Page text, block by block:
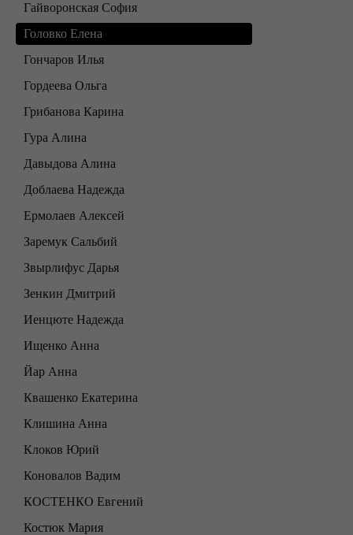
Гайворонская София
Головко Елена
Гончаров Илья
Гордеева Ольга
Грибанова Карина
Гура Алина
Давыдова Алина
Доблаева Надежда
Ермолаев Алексей
Заремук Сальбий
Звырлифус Дарья
Зенкин Дмитрий
Иенцюте Надежда
Ищенко Анна
Йар Анна
Квашенко Екатерина
Клишина Анна
Клоков Юрий
Коновалов Вадим
КОСТЕНКО Евгений
Костюк Мария